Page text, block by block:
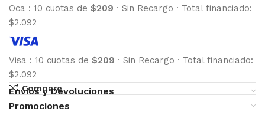
Oca : 10 cuotas de $209 · Sin Recargo · Total financiado:
$2.092
Visa : 10 cuotas de $209 · Sin Recargo · Total financiado:
$2.092
Compare
Envíos y Devoluciones
Promociones